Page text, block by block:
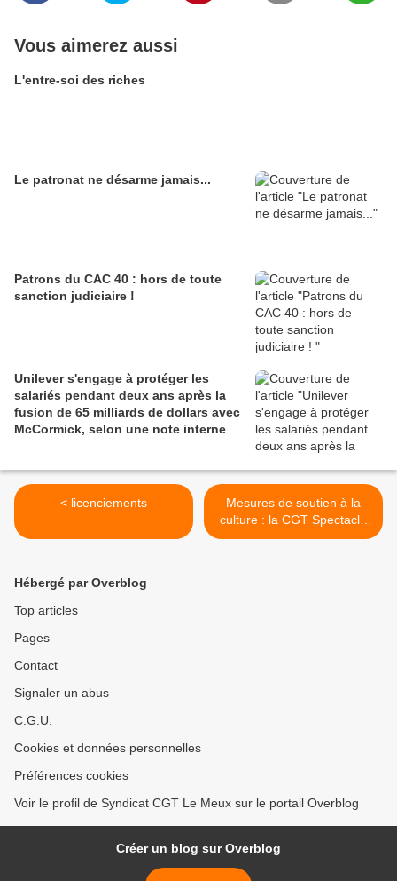
Vous aimerez aussi
L'entre-soi des riches
Le patronat ne désarme jamais...
Patrons du CAC 40 : hors de toute
sanction judiciaire !
Unilever s'engage à protéger les
salariés pendant deux ans après la
fusion de 65 milliards de dollars avec
McCormick, selon une note interne
< licenciements
Mesures de soutien à la
culture : la CGT Spectacle
n'est "pas du tout satisfaite"
Hébergé par Overblog
Top articles
Pages
Contact
Signaler un abus
C.G.U.
Cookies et données personnelles
Préférences cookies
Voir le profil de Syndicat CGT Le Meux sur le portail Overblog
Créer un blog sur Overblog